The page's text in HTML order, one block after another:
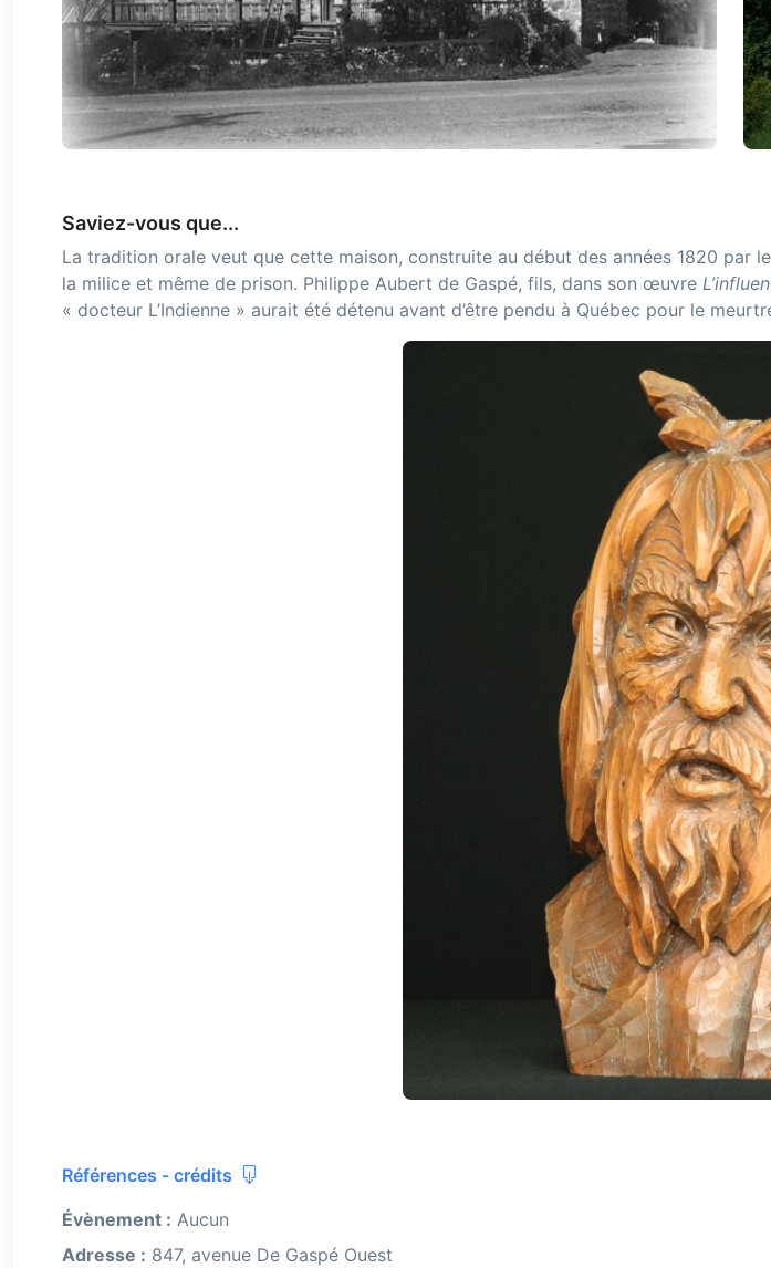
Saviez-vous que...
La tradition orale veut que cette maison, construite au début des années 1820 par
la milice et même de prison. Philippe Aubert de Gaspé, fils, dans son œuvre
« docteur L’Indienne » aurait été détenu avant d’être pendu à Québec pour le
Références - crédits
Évènement : Aucun
Adresse : 847, avenue De Gaspé Ouest